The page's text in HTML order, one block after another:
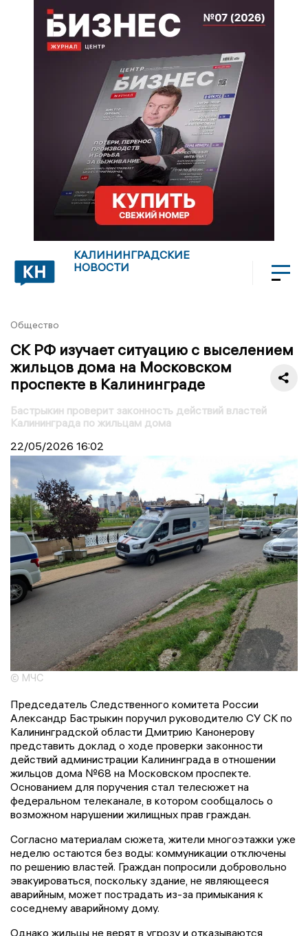
КАЛИНИНГРАДСКИЕ
НОВОСТИ
Общество
СК РФ изучает ситуацию с выселением
жильцов дома на Московском
проспекте в Калининграде
Бастрыкин проверит законность действий властей
Калининграда по жильцам дома
22/05/2026 16:02
© МЧС
Председатель Следственного комитета России
Александр Бастрыкин поручил руководителю СУ СК по
Калининградской области Дмитрию Канонерову
представить доклад о ходе проверки законности
действий администрации Калининграда в отношении
жильцов дома №68 на Московском проспекте.
Основанием для поручения стал телесюжет на
федеральном телеканале, в котором сообщалось о
возможном нарушении жилищных прав граждан.
Согласно материалам сюжета, жители многоэтажки уже
неделю остаются без воды: коммуникации отключены
по решению властей. Граждан попросили добровольно
эвакуироваться, поскольку здание, не являющееся
аварийным, может пострадать из-за примыкания к
соседнему аварийному дому.
Однако жильцы не верят в угрозу и отказываются